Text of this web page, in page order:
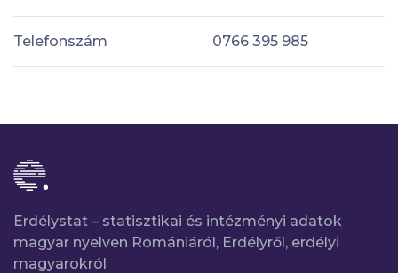
Telefonszám 0766 395 985
Erdélystat – statisztikai és intézményi adatok
magyar nyelven Romániáról, Erdélyről, erdélyi
magyarokról